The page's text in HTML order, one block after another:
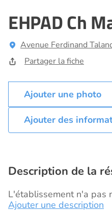
EHPAD Ch
Avenue Ferdinand
Partager la fiche
Ajouter des
Description de la
L'établissement n'a pas
Ajouter une description